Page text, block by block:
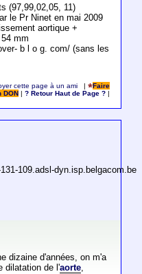
(97,99,02,05, 11)
le Pr Ninet en mai 2009
aortique +
mm
b l o g. com/ (sans les
cette page à un ami |
Faire
DON
|? Retour Haut de Page ?
109.adsl-dyn.isp.belgacom.be
dizaine d'années, on m'a
dilatation de l'aorte,